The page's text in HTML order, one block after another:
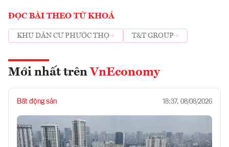
ĐỌC BÀI THEO TỪ KHOÁ
KHU DÂN CƯ PHƯỚC THỌ T&T GROUP
Mới nhất trên VnEconomy
Bất động sản 18:37, 08/08/2026